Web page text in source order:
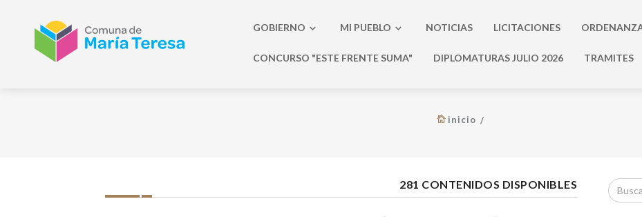
GOBIERNO MI PUEBLO NOTICIAS LICITACIONES
CONCURSO "ESTE FRENTE SUMA" DIPLOMATURAS JULIO 2026 TRAMITES
inicio
281 CONTENIDOS DISPONIBLES